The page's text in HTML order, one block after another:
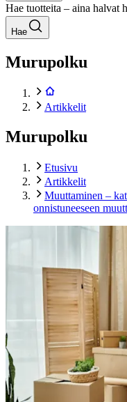
Hae tuotteita – aina halvat
Hae
Murupolku
Artikkelit
Murupolku
Etusivu
Artikkelit
Muuttaminen –
onnistuneeseen